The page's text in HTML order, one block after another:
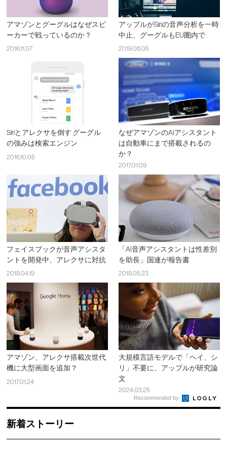
アマゾンとグーグルはなぜスピ
ーカーで戦っているのか？
2016.11.07
アップルがSiriの音声分析を一時
中止、グーグルもEU圏内で
2019.08.05
Siriとアレクサを倒す グーグル
の強みは検索エンジン
2016.10.05
なぜアマゾンのAIアシスタント
は自動車にまで搭載されるの
か？
2017.01.09
フェイスブックが音声アシスタ
ントを開発中、アレクサに対抗
2019.04.19
「AI音声アシスタントは性差別
を助長」国連が報告書
2019.05.23
アマゾン、アレクサ搭載次世代
機に大型画面を追加？
2017.01.24
大規模言語モデルで「ヘイ、シ
リ」不要に、アップルが研究論
文
2024.03.25
Recommended by
新着ストーリー